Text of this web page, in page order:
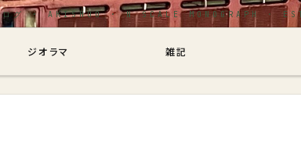
ジオラマ 雑記